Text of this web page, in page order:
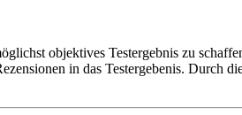
objektives Testergebnis zu
in das Testergebenis.